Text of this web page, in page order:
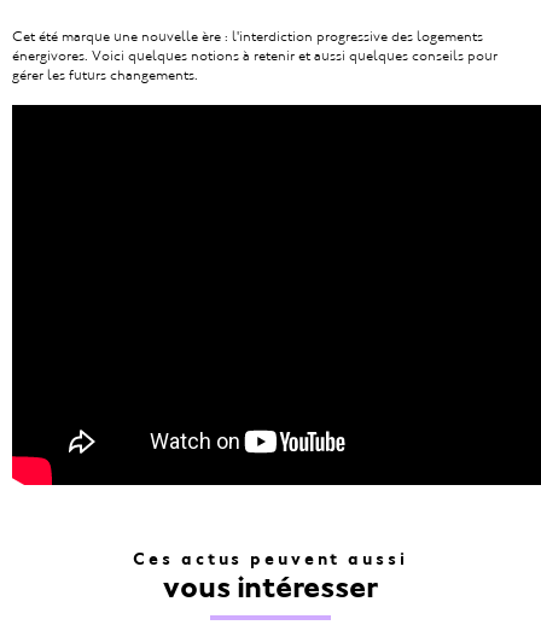
Cet été marque une nouvelle ère : l'interdiction progressive des logements
énergivores. Voici quelques notions à retenir et aussi quelques conseils pour
gérer les futurs changements.
Ces actus peuvent aussi
vous intéresser